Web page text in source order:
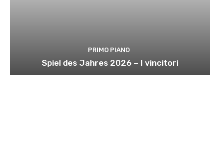
PRIMO PIANO
Spiel des Jahres 2026 – I vincitori